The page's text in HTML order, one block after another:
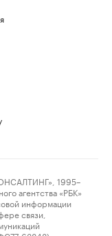
1995–
агентства «РБК»
информации
связи,